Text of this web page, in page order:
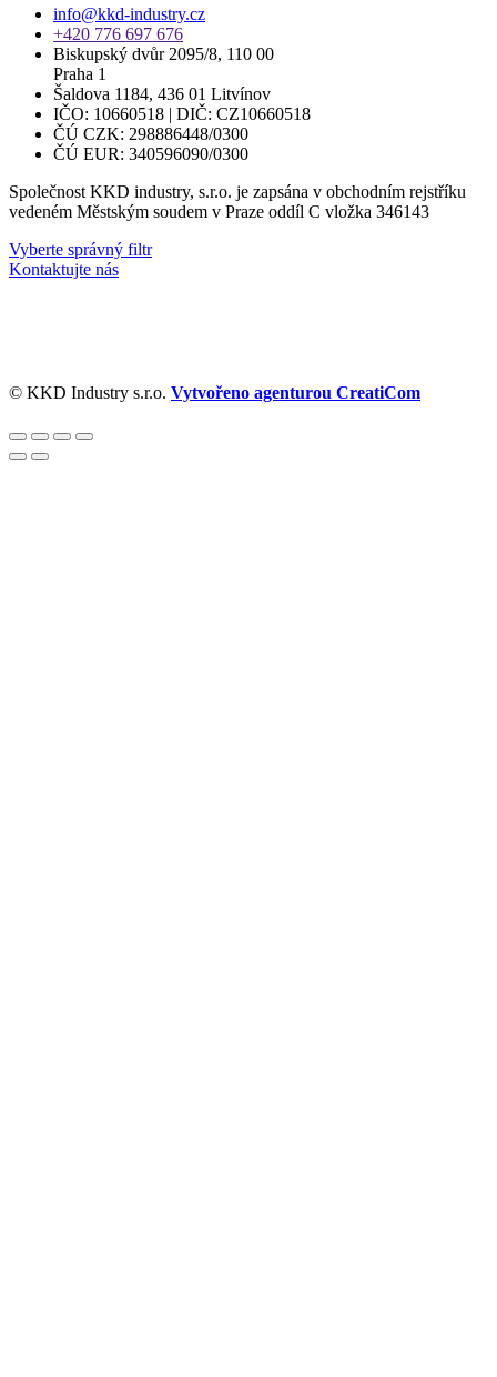
info@kkd-industry.cz
+420 776 697 676
Biskupský dvůr 2095/8, 110 00
Praha 1
Šaldova 1184, 436 01 Litvínov
IČO: 10660518 | DIČ: CZ10660518
ČÚ CZK: 298886448/0300
ČÚ EUR: 340596090/0300
Společnost KKD industry, s.r.o. je zapsána v obchodním rejstříku
vedeném Městským soudem v Praze oddíl C vložka 346143
Vyberte správný filtr
Kontaktujte nás
© KKD Industry s.r.o. Vytvořeno agenturou CreatiCom